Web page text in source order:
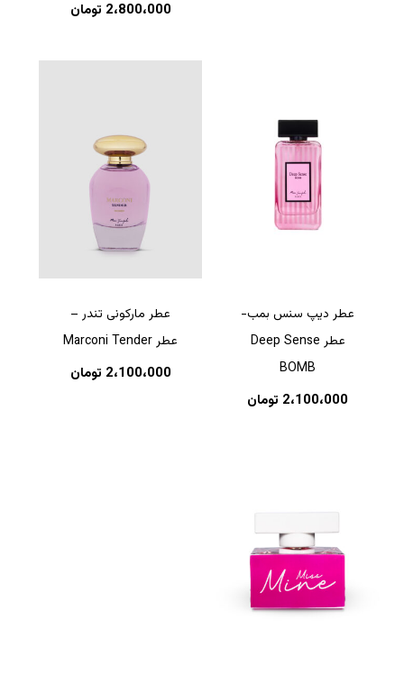
2،800،000 تومان
عطر دیپ سنس بمب-
عطر Deep Sense
BOMB
2،100،000 تومان
عطر مارکونی تندر –
عطر Marconi Tender
2،100،000 تومان